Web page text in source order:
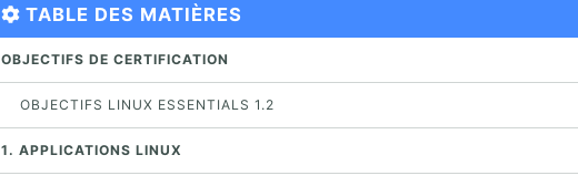
TABLE DES MATIÈRES
OBJECTIFS DE CERTIFICATION
OBJECTIFS LINUX ESSENTIALS 1.2
1. APPLICATIONS LINUX